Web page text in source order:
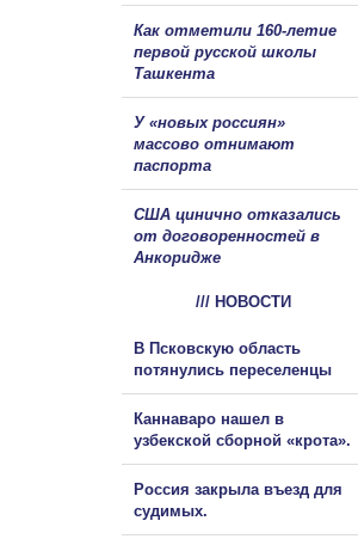
Как отметили 160-летие
первой русской школы
Ташкента
У «новых россиян»
массово отнимают
паспорта
США цинично отказались
от договоренностей в
Анкоридже
/// НОВОСТИ
В Псковскую область
потянулись переселенцы
Каннаваро нашел в
узбекской сборной «крота».
Россия закрыла въезд для
судимых.